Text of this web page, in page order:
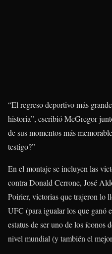
“El regreso deportivo más
historia”, escribió McGregor
de sus momentos más
testigo?”
En el montaje se incluyen las
contra Donald Cerrone, José
Poirier, victorias que trajeron lo
UFC (para igualar los que ganó
estatus de ser uno de los íconos
nivel mundial (y también el